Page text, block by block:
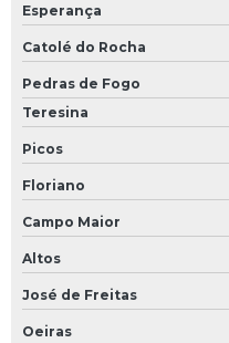
Esperança
Catolé do Rocha
Pedras de Fogo
Teresina
Picos
Floriano
Campo Maior
Altos
José de Freitas
Oeiras